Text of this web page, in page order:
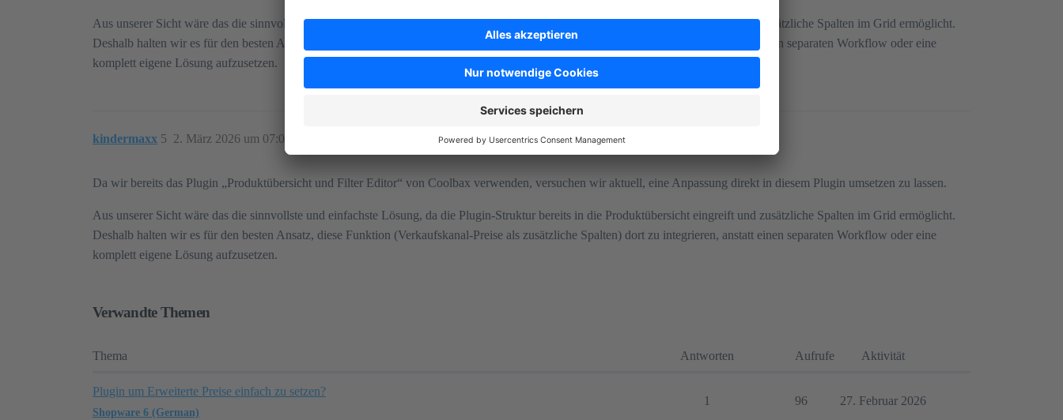
Aus unserer Sicht wäre das die sinnvollste und einfachste Lösung, da die Plugin-Struktur bereits in die Produktübersicht eingreift und zusätzliche Spalten im Grid ermöglicht.
Deshalb halten wir es für den besten Ansatz, diese Funktion (Verkaufskanal-Preise als zusätzliche Spalten) dort zu integrieren, anstatt einen separaten Workflow oder eine
komplett eigene Lösung aufzusetzen.
kindermaxx 2. März 2026 um 07:03
5
Da wir bereits das Plugin „Produktübersicht und Filter Editor“ von Coolbax verwenden, versuchen wir aktuell, eine Anpassung direkt in diesem Plugin umsetzen zu lassen.
Aus unserer Sicht wäre das die sinnvollste und einfachste Lösung, da die Plugin-Struktur bereits in die Produktübersicht eingreift und zusätzliche Spalten im Grid ermöglicht.
Deshalb halten wir es für den besten Ansatz, diese Funktion (Verkaufskanal-Preise als zusätzliche Spalten) dort zu integrieren, anstatt einen separaten Workflow oder eine
komplett eigene Lösung aufzusetzen.
Verwandte Themen
Thema Antworten Aufrufe Aktivität
Plugin um Erweiterte Preise einfach zu setzen?
Shopware 6 (German)
1 96 27. Februar 2026